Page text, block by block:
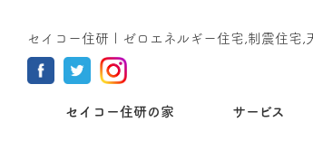
セイコー住研 | ゼロエネルギー住宅,制震住宅,
セイコー住研の家 サービス